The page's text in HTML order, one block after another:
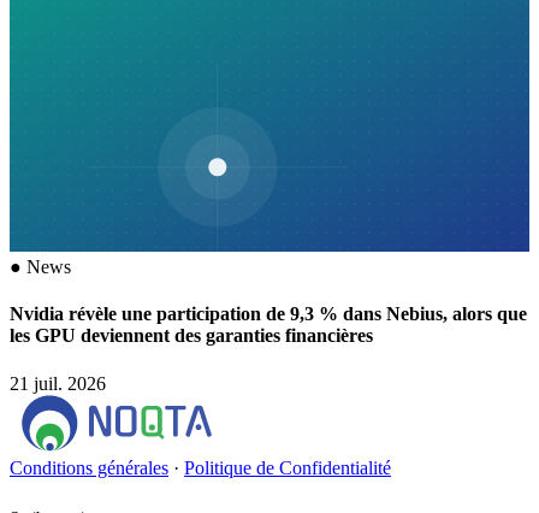
● News
Nvidia révèle une participation de 9,3 % dans Nebius, alors que
les GPU deviennent des garanties financières
21 juil. 2026
Conditions générales · Politique de Confidentialité